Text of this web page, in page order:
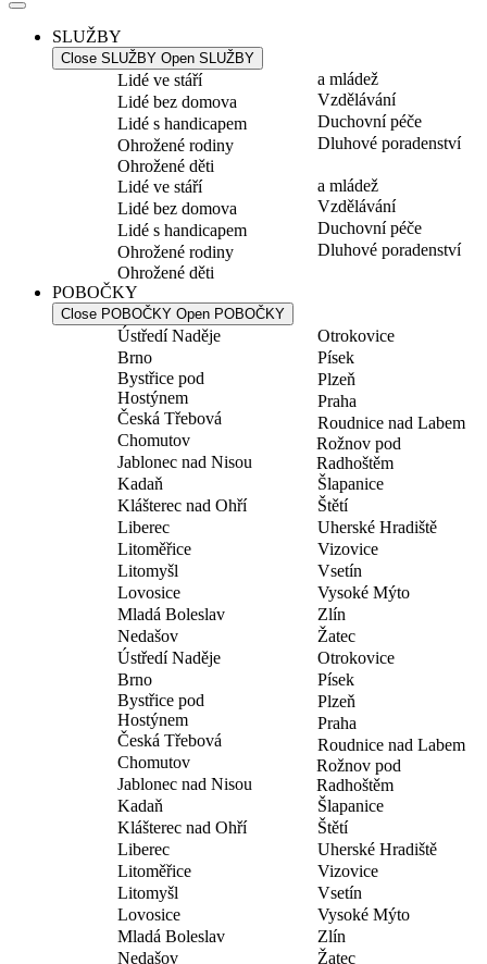
SLUŽBY
Close SLUŽBY Open SLUŽBY
Lidé ve stáří
Lidé bez domova
Lidé s handicapem
Ohrožené rodiny
Ohrožené děti
a mládež
Vzdělávání
Duchovní péče
Dluhové poradenství
Lidé ve stáří
Lidé bez domova
Lidé s handicapem
Ohrožené rodiny
Ohrožené děti
a mládež
Vzdělávání
Duchovní péče
Dluhové poradenství
POBOČKY
Close POBOČKY Open POBOČKY
Ústředí Naděje
Brno
Bystřice pod
Hostýnem
Česká Třebová
Chomutov
Jablonec nad Nisou
Kadaň
Klášterec nad Ohří
Liberec
Litoměřice
Litomyšl
Lovosice
Mladá Boleslav
Nedašov
Otrokovice
Písek
Plzeň
Praha
Roudnice nad Labem
Rožnov pod
Radhoštěm
Šlapanice
Štětí
Uherské Hradiště
Vizovice
Vsetín
Vysoké Mýto
Zlín
Žatec
Ústředí Naděje
Brno
Bystřice pod
Hostýnem
Česká Třebová
Chomutov
Jablonec nad Nisou
Kadaň
Klášterec nad Ohří
Liberec
Litoměřice
Litomyšl
Lovosice
Mladá Boleslav
Nedašov
Otrokovice
Písek
Plzeň
Praha
Roudnice nad Labem
Rožnov pod
Radhoštěm
Šlapanice
Štětí
Uherské Hradiště
Vizovice
Vsetín
Vysoké Mýto
Zlín
Žatec